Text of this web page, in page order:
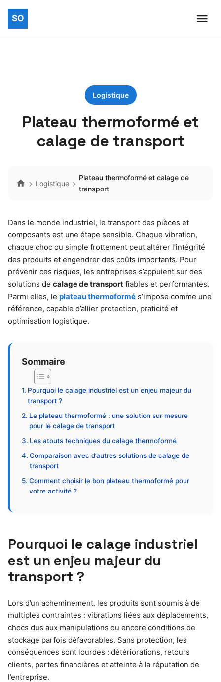
Logistique
Plateau thermoformé et
calage de transport
Logistique
Plateau thermoformé et calage de
transport
Dans le monde industriel, le transport des pièces et
composants est une étape sensible. Chaque vibration,
chaque choc ou simple frottement peut altérer l’intégrité
des produits et engendrer des coûts importants. Pour
prévenir ces risques, les entreprises s’appuient sur des
solutions de calage de transport fiables et performantes.
Parmi elles, le plateau thermoformé s’impose comme une
référence, capable d’allier protection, praticité et
optimisation logistique.
Sommaire
Pourquoi le calage industriel est un enjeu majeur du
transport ?
Le plateau thermoformé : une solution sur mesure
pour le calage de transport
Les atouts techniques du calage thermoformé
Comparaison avec d’autres solutions de calage de
transport
Comment choisir le bon plateau thermoformé pour
votre activité ?
Pourquoi le calage industriel
est un enjeu majeur du
transport ?
Lors d’un acheminement, les produits sont soumis à de
multiples contraintes : vibrations liées aux déplacements,
chocs dus aux manipulations ou encore conditions de
stockage parfois défavorables. Sans protection, les
conséquences sont lourdes : détériorations, retours
clients, pertes financières et atteinte à la réputation de
l’entreprise.